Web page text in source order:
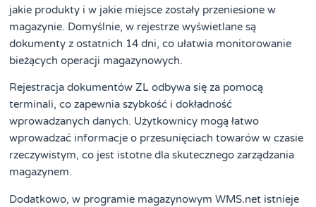
jakie produkty i w jakie miejsce zostały przeniesione w
magazynie. Domyślnie, w rejestrze wyświetlane są
dokumenty z ostatnich 14 dni, co ułatwia monitorowanie
bieżących operacji magazynowych.
Rejestracja dokumentów ZL odbywa się za pomocą
terminali, co zapewnia szybkość i dokładność
wprowadzanych danych. Użytkownicy mogą łatwo
wprowadzać informacje o przesunięciach towarów w czasie
rzeczywistym, co jest istotne dla skutecznego zarządzania
magazynem.
Dodatkowo, w programie magazynowym WMS.net istnieje